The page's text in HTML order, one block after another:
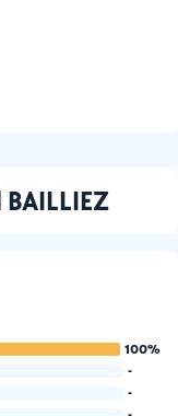
100%
-
-